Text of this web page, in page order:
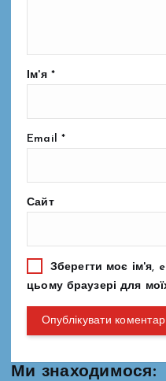
Ім'я *
Email *
Сайт
Зберегти моє ім'я,
цьому браузері для
Ми знаходимося: